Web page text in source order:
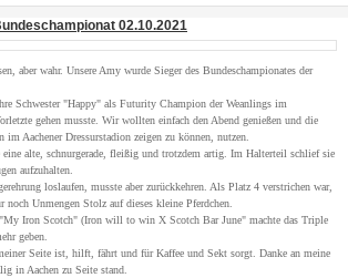
02.10.2021
aber wahr. Unsere Amy wurde Sieger des Bundeschampionates der
Schwester "Happy" als Futurity Champion der Weanlings im
gehen musste. Wir wollten einfach den Abend genießen und die
Aachener Dressurstadion zeigen zu können, nutzen.
alte, schnurgerade, fleißig und trotzdem artig. Im Halterteil schlief sie
aufzuhalten.
loslaufen, musste aber zurückkehren. Als Platz 4 verstrichen war,
noch Unmengen Stolz auf dieses kleine Pferdchen.
Iron Scotch" (Iron will to win X Scotch Bar June" machte das Triple
geben.
Seite ist, hilft, fährt und für Kaffee und Sekt sorgt. Danke an meine
in Aachen zu Seite stand.